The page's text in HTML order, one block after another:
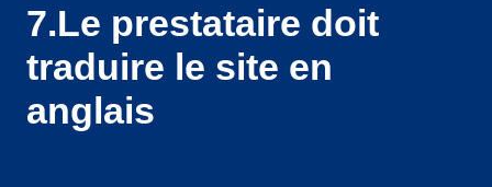
7.Le prestataire doit
traduire le site en
anglais